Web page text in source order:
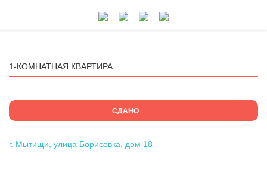
1-КОМНАТНАЯ КВАРТИРА
СДАНО
г. Мытищи, улица Борисовка, дом 18